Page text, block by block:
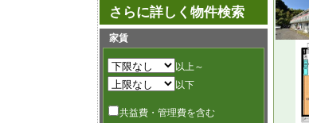
さらに詳しく物件検索
家賃
以上～
以下
共益費・管理費を含む